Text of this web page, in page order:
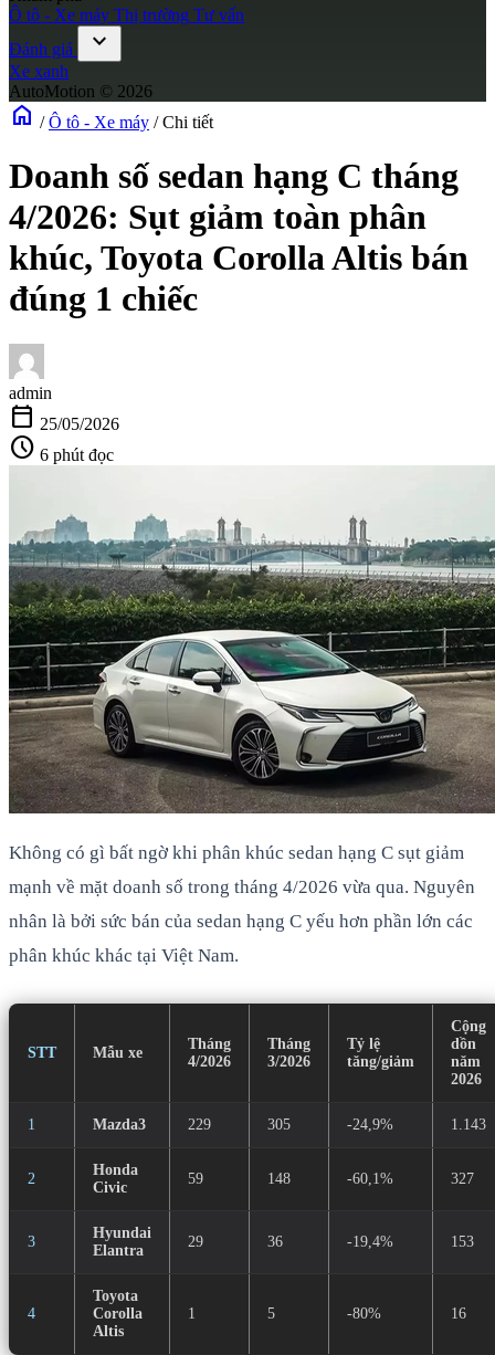
Ô tô - Xe máy Thị trường Tư vấn
Đánh giá
expand_more
Xe xanh
AutoMotion © 2026
home / Ô tô - Xe máy / Chi tiết
Doanh số sedan hạng C tháng
4/2026: Sụt giảm toàn phân
khúc, Toyota Corolla Altis bán
đúng 1 chiếc
admin
calendar_today 25/05/2026
schedule 6 phút đọc
Không có gì bất ngờ khi phân khúc sedan hạng C sụt giảm
mạnh về mặt doanh số trong tháng 4/2026 vừa qua. Nguyên
nhân là bởi sức bán của sedan hạng C yếu hơn phần lớn các
phân khúc khác tại Việt Nam.
STT Mẫu xe
Tháng
4/2026
Tháng
3/2026
Tỷ lệ
tăng/giảm
Cộng
dồn
năm
2026
1 Mazda3 229 305 -24,9% 1.143
2
Honda
Civic
59 148 -60,1% 327
3
Hyundai
Elantra
29 36 -19,4% 153
4
Toyota
Corolla
Altis
1 5 -80% 16